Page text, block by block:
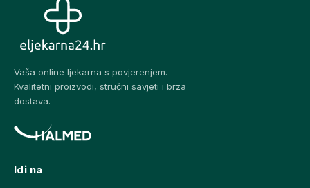
Vaša online ljekarna s povjerenjem.
Kvalitetni proizvodi, stručni savjeti i brza
dostava.
Idi na